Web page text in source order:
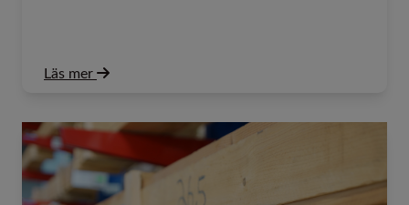
Läs mer